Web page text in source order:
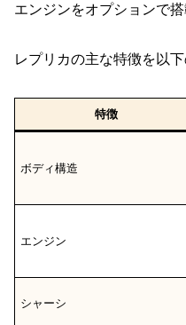
エンジンをオプションで
レプリカの主な特徴を以
特徴
ボディ構造
エンジン
シャーシ